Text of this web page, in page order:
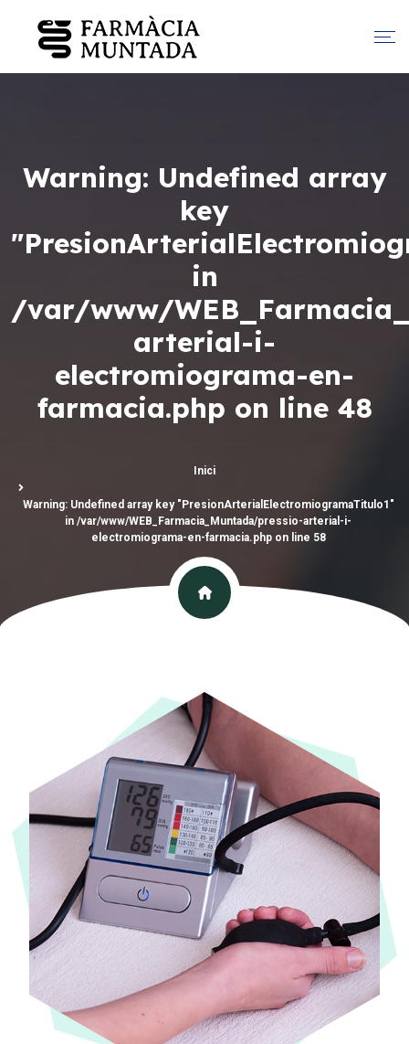
Warning: Undefined array
key
in
/var/www/
arterial-i-
electromiograma-en-
farmacia.php on line 48
Inici
Warning: Undefined array key "PresionArterialElectromiogramaTitulo1"
in /var/www/WEB_Farmacia_Muntada/pressio-arterial-i-
electromiograma-en-farmacia.phpon line 58